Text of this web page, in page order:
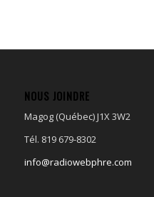
NOUS JOINDRE
Magog (Québec) J1X 3W2
Tél. 819 679-8302
info@radiowebphre.com